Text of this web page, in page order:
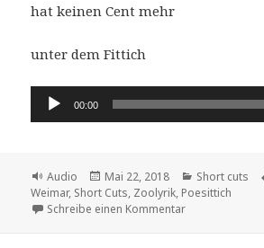
hat keinen Cent mehr
unter dem Fittich
Audio-
00:00
Format
Audio
Veröffentlicht
am
Mai 22, 2018 Kategorien
Short cuts
Weimar, Short Cuts, Zoolyrik, Poesittich
Schreibe einen Kommentarzu der Poesittich